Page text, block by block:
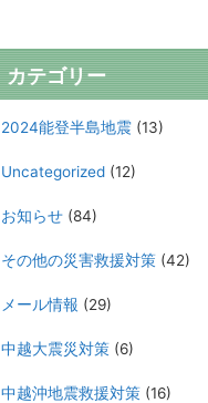
カテゴリー
2024能登半島地震 (13)
Uncategorized (12)
お知らせ (84)
その他の災害救援対策 (42)
メール情報 (29)
中越大震災対策 (6)
中越沖地震救援対策 (16)